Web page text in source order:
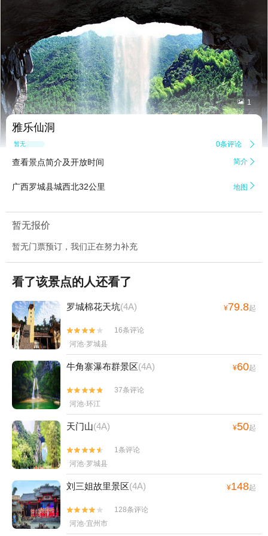
 1
雅乐仙洞
暂无点评 0条评论 
查看景点简介及开放时间 简介 
广西罗城县城西北32公里 地图 
暂无报价
暂无门票预订，我们正在努力补充
看了该景点的人还看了
罗城棉花天坑(4A) ¥79.8起


16条评论
河池·罗城县
牛角寨瀑布群景区(4A) ¥60起


37条评论
河池·环江
天门山(4A) ¥50起


1条评论
河池·罗城县
刘三姐故里景区(4A) ¥148起


128条评论
河池·宜州市